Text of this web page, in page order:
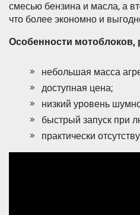
смесью бензина и масла, а
что более экономно и
Особенности
небольшая масса
доступная цена;
низкий уровень
быстрый запуск при
практически